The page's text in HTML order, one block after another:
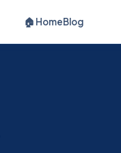
🏠 HomeBlog